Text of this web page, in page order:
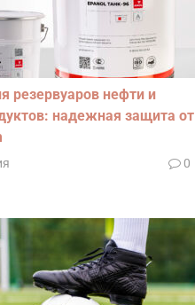
резервуаров нефти и
надежная защита от
0